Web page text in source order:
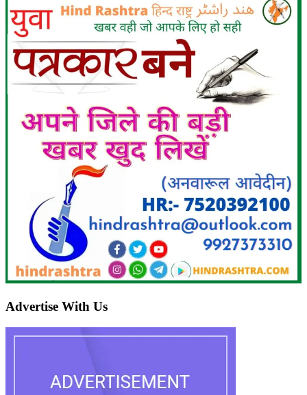
Advertise With Us